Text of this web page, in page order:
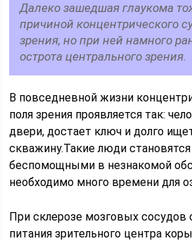
Далеко зашедшая глаукома
причиной концентрического
зрения, но при ней намного
острота центрального зрения.
В повседневной жизни
поля зрения проявляется так:
двери, достает ключ и долго
скважину.Такие люди
беспомощными в незнакомой
необходимо много времени для
При склерозе мозговых сосудов
питания зрительного центра